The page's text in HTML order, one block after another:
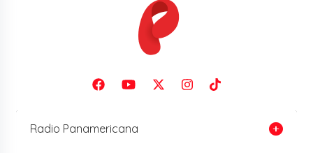
Radio Panamericana